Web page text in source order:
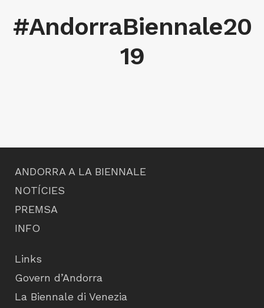
#AndorraBiennale20
19
ANDORRA A LA BIENNALE
NOTÍCIES
PREMSA
INFO
Links
Govern d’Andorra
La Biennale di Venezia